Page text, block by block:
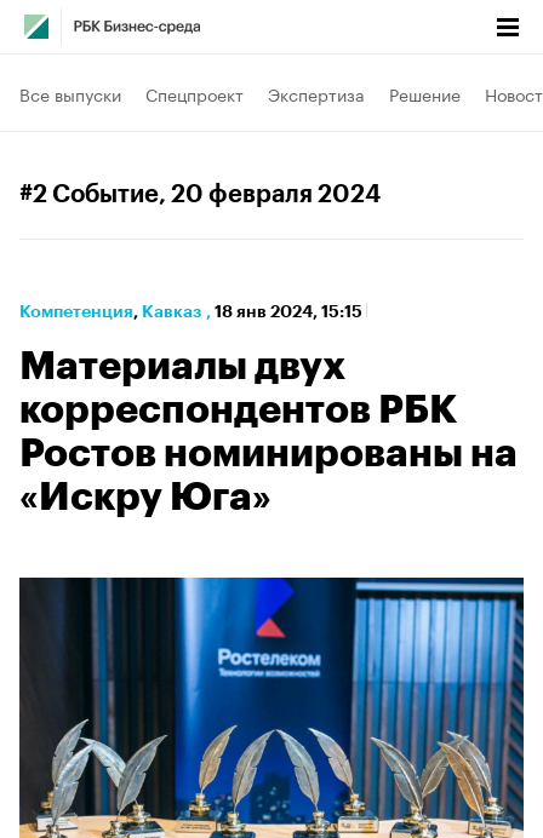
Все выпуски Спецпроект Экспертиза Решение
#2 Событие, 20 февраля 2024
Компетенция⁠, Кавказ , 18 янв 2024, 15:15
Материалы двух
корреспондентов РБК
Ростов номинированы на
«Искру Юга»